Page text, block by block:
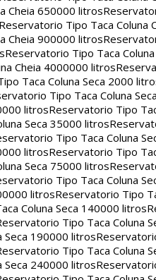
Cheia 650000 litros
Reservatorio Tipo Taca Coluna
Cheia 900000 litros
Reservatorio Tipo Taca
Cheia 4000000 litros
Taca Coluna Seca 2000
Tipo Taca Coluna
litrosReservatorio Tipo
Seca 35000 litros
Tipo Taca Coluna
litrosReservatorio Tipo
Seca 75000 litros
Tipo Taca Coluna
litrosReservatorio Tipo
Coluna Seca 140000 litros
Tipo Taca Coluna
Seca 190000 litros
Tipo Taca Coluna
Seca 240000 litros